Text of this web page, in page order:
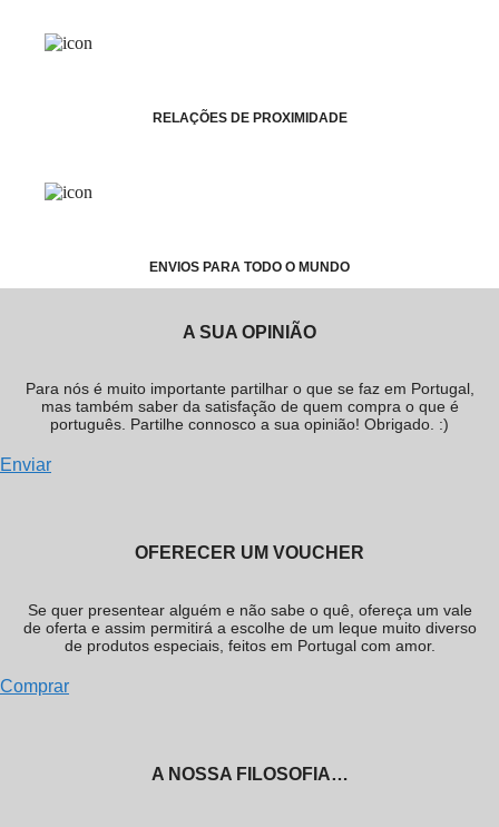
RELAÇÕES DE PROXIMIDADE
ENVIOS PARA TODO O MUNDO
A SUA OPINIÃO
Para nós é muito importante partilhar o que se faz em Portugal,
mas também saber da satisfação de quem compra o que é
português. Partilhe connosco a sua opinião! Obrigado. :)
Enviar
OFERECER UM VOUCHER
Se quer presentear alguém e não sabe o quê, ofereça um vale
de oferta e assim permitirá a escolhe de um leque muito diverso
de produtos especiais, feitos em Portugal com amor.
Comprar
A NOSSA FILOSOFIA…